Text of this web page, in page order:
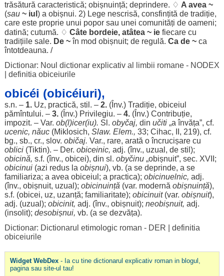
trăsătură caracteristică; obișnuință; deprindere. ♢ A avea ~
(sau ~ iul ) a obișnui. 2) Lege nescrisă, consfințită de tradiție,
care este proprieunui poporsau unei comunități de oameni;
datină; cutumă. ♢ Câte bordeie, atâtea~ ie fiecarecu
tradițiile sale. De ~în mod obișnuit; de regulă. Ca de ~ca
întotdeauna. /
Dictionar: Noul dictionar explicativ al limbii romane - NODEX
definitia obiceiurile
obicéi (obicéiuri),
s.n. – 1. Uz, practică, stil . – 2.(Înv.) Tradiție, obiceiul
pămîntului. – 3.(Înv.) Privilegiu. – 4.(Înv.) Contribuție,
impozit. – Var. ob(l)icer(iu). Sl. obyčaj, din učiti„aînvăța”, cf.
ucenic, năuc(Miklosich, Slaw. Elem., 33; Cihac, II, 219), cf.
bg., sb., cr., slov. običaj. Var., rare, arată oîncrucișarecu
oblici(Tiktin). – Der. obiceinic, adj. (înv., uzual , de stil );
obicină, s.f. (înv., obicei), din sl. obyčinu„obișnuit”, sec. XVII;
obicinui(azi redusla obișnui), vb. (a se deprinde, a se
familiariza; a avea obiceiul ; a practica); obicinuelnic, adj.
(înv., obișnuit, uzual ); obicinuință (var. modernă obișnuință),
s.f. (obicei, uz, uzanță; familiaritate); obicinuit(var. obișnuit),
adj. (uzual ); obicinit, adj. (înv., obișnuit); neobișnuit, adj.
(insolit); desobișnui, vb. (a se dezvăța).
Dictionar: Dictionarul etimologic roman - DER
definitia
obiceiurile
Widget WebDex- Ia cu tine dictionarul explicativ roman in blogul,
pagina sau site-ul tau!